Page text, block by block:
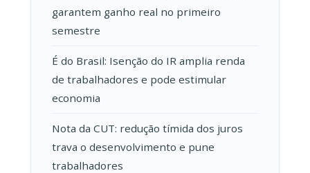
garantem ganho real no primeiro
semestre
É do Brasil: Isenção do IR amplia renda
de trabalhadores e pode estimular
economia
Nota da CUT: redução tímida dos juros
trava o desenvolvimento e pune
trabalhadores